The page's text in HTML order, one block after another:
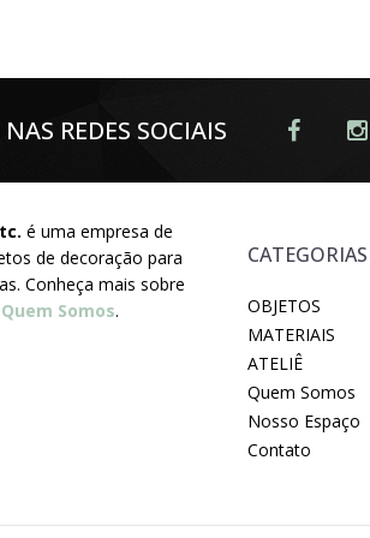
REDES SOCIAIS
é uma empresa de
de decoração para
Conheça mais sobre
Quem Somos.
CATEGORIAS
OBJETOS
MATERIAIS
ATELIÊ
Quem Somos
Nosso Espaço
Contato